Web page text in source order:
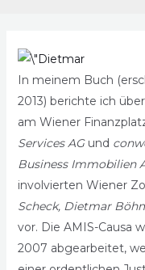
In meinem Buch
2013) berichte ich
am Wiener
Services AGund
Business Immobilien
involvierten Wiener
Scheck, Dietmar
vor. Die AMIS-Causa
2007 abgearbeitet,